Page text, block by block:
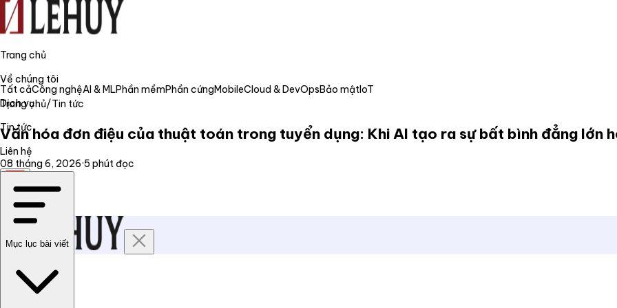
Trang chủ
Về chúng tôi
Dịch vụ
Tin tức
Liên hệ
Trang chủ
Về chúng tôi
Tất cảCông nghệAI & MLPhần mềmPhần cứngMobileCloud & DevOpsBảo mậtIoT
Trang chủ/Tin tức
Văn hóa đơn điệu của thuật toán trong tuyển dụng: Khi AI tạo ra sự bất bình đẳng lớn
08 tháng 6, 2026·5 phút đọc
Mục lục bài viết